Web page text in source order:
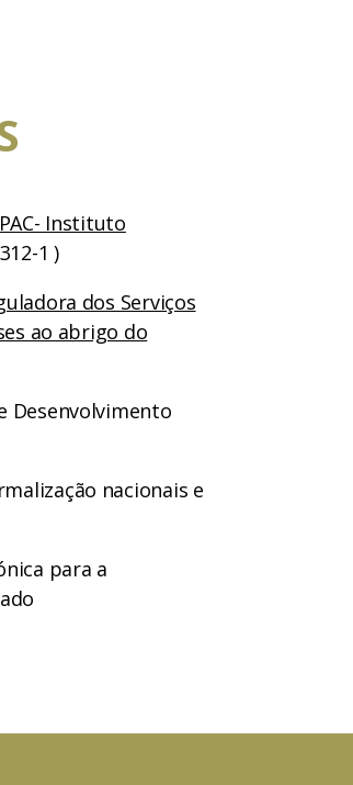
Instituto
1 )
dos Serviços
ao abrigo do
Desenvolvimento
nacionais e
para a